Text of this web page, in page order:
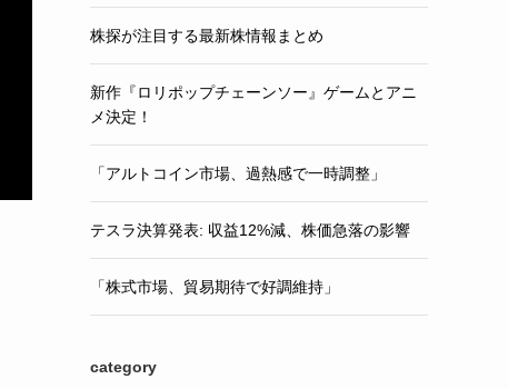
株探が注目する最新株情報まとめ
新作『ロリポップチェーンソー』ゲームとアニ
メ決定！
「アルトコイン市場、過熱感で一時調整」
テスラ決算発表: 収益12%減、株価急落の影響
「株式市場、貿易期待で好調維持」
category